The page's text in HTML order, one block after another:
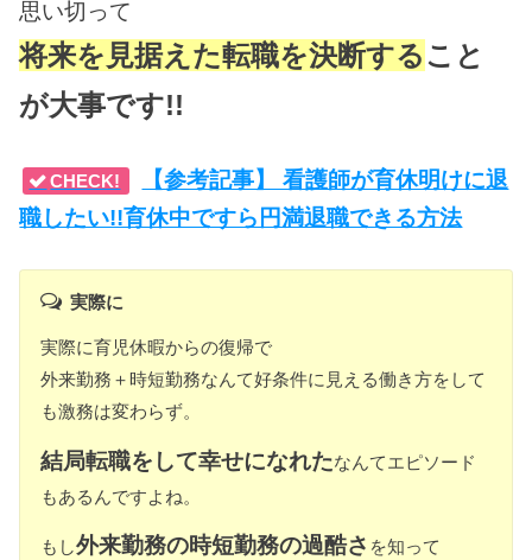
思い切って
将来を見据えた転職を決断すること
が大事です!!
CHECK!
【参考記事】 看護師が育休明けに退
職したい!!育休中ですら円満退職できる方法
実際に
実際に育児休暇からの復帰で
外来勤務＋時短勤務なんて好条件に見える働き方をして
も激務は変わらず。
結局転職をして幸せになれたなんてエピソード
もあるんですよね。
もし外来勤務の時短勤務の過酷さ を知って